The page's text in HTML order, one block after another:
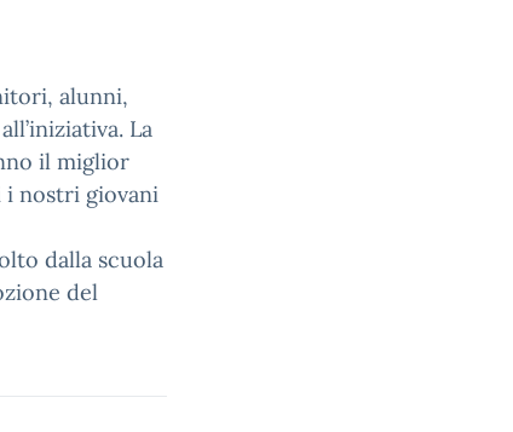
alunni,
La
il miglior
i nostri giovani
dalla scuola
del